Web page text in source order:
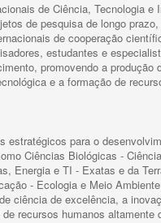
de Ciência, Tecnologia e
de pesquisa de longo
de cooperação
estudantes e
promovendo a produção
e a formação de
estratégicos para o
Ciências Biológicas -
Energia e TI - Exatas e da
- Ecologia e Meio
ciência de excelência, a
recursos humanos altamente